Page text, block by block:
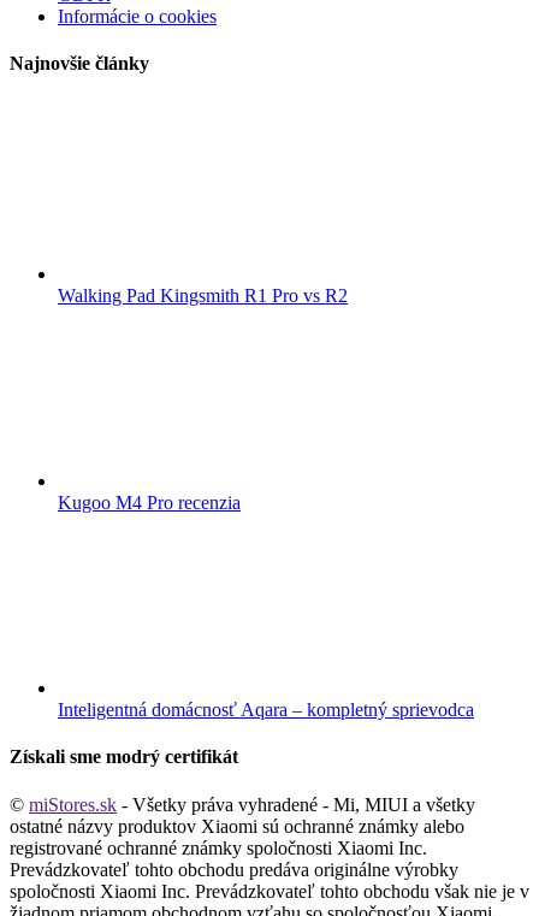
Informácie o cookies
Najnovšie články
Walking Pad Kingsmith R1 Pro vs R2
Kugoo M4 Pro recenzia
Inteligentná domácnosť Aqara – kompletný sprievodca
Získali sme modrý certifikát
© miStores.sk - Všetky práva vyhradené - Mi, MIUI a všetky
ostatné názvy produktov Xiaomi sú ochranné známky alebo
registrované ochranné známky spoločnosti Xiaomi Inc.
Prevádzkovateľ tohto obchodu predáva originálne výrobky
spoločnosti Xiaomi Inc. Prevádzkovateľ tohto obchodu však nie je v